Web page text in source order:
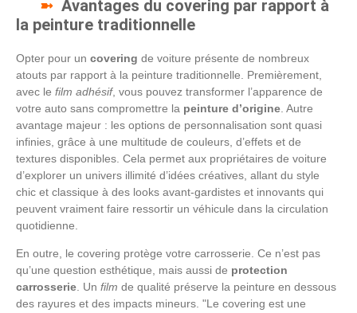
Avantages du covering par rapport à
la peinture traditionnelle
Opter pour un covering de voiture présente de nombreux
atouts par rapport à la peinture traditionnelle. Premièrement,
avec le film adhésif, vous pouvez transformer l’apparence de
votre auto sans compromettre la peinture d’origine . Autre
avantage majeur : les options de personnalisation sont quasi
infinies, grâce à une multitude de couleurs, d’effets et de
textures disponibles. Cela permet aux propriétaires de voiture
d’explorer un univers illimité d’idées créatives, allant du style
chic et classique à des looks avant-gardistes et innovants qui
peuvent vraiment faire ressortir un véhicule dans la circulation
quotidienne.
En outre, le covering protège votre carrosserie. Ce n’est pas
qu’une question esthétique, mais aussi de protection
carrosserie. Un film de qualité préserve la peinture en dessous
des rayures et des impacts mineurs.
Le covering est une